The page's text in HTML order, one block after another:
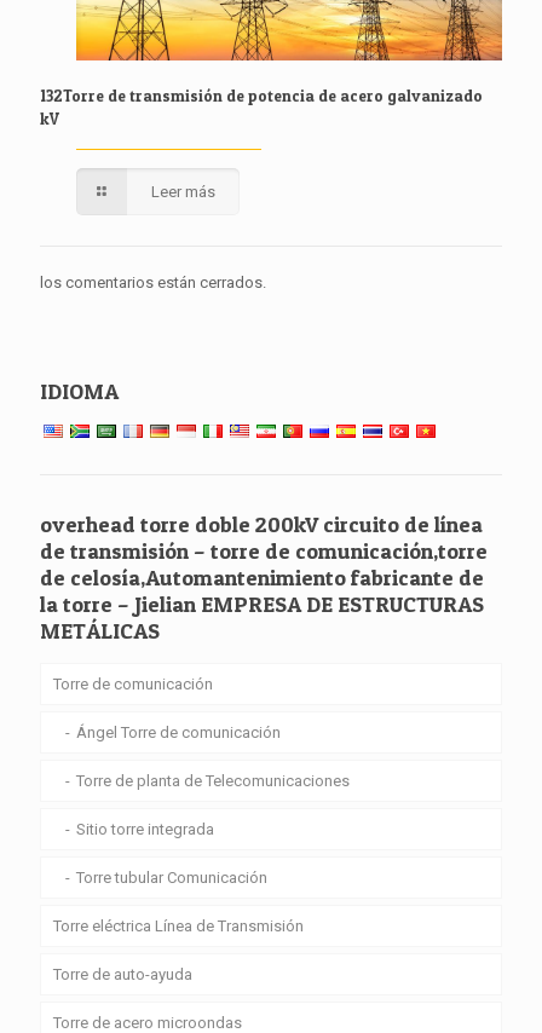
132Torre de transmisión de potencia de acero galvanizado
kV
Leer más
los comentarios están cerrados.
IDIOMA
overhead torre doble 200kV circuito de línea
de transmisión – torre de comunicación,torre
de celosía,Automantenimiento fabricante de
la torre – Jielian EMPRESA DE ESTRUCTURAS
METÁLICAS
Torre de comunicación
Ángel Torre de comunicación
Torre de planta de Telecomunicaciones
Sitio torre integrada
Torre tubular Comunicación
Torre eléctrica Línea de Transmisión
Torre de auto-ayuda
Torre de acero microondas